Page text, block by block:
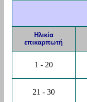
Ηλικία
επικαρπωτή
1 - 20
21 - 30